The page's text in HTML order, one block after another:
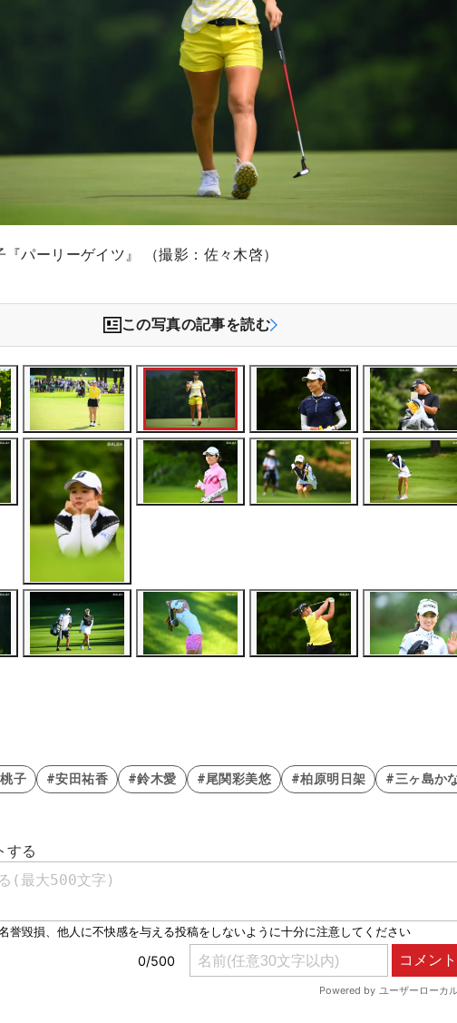
『パーリーゲイツ』 （撮影：佐々木啓）
この写真の記事を読む
子 #安田祐香 #鈴木愛 #尾関彩美悠 #柏原明日架
#三ヶ島か